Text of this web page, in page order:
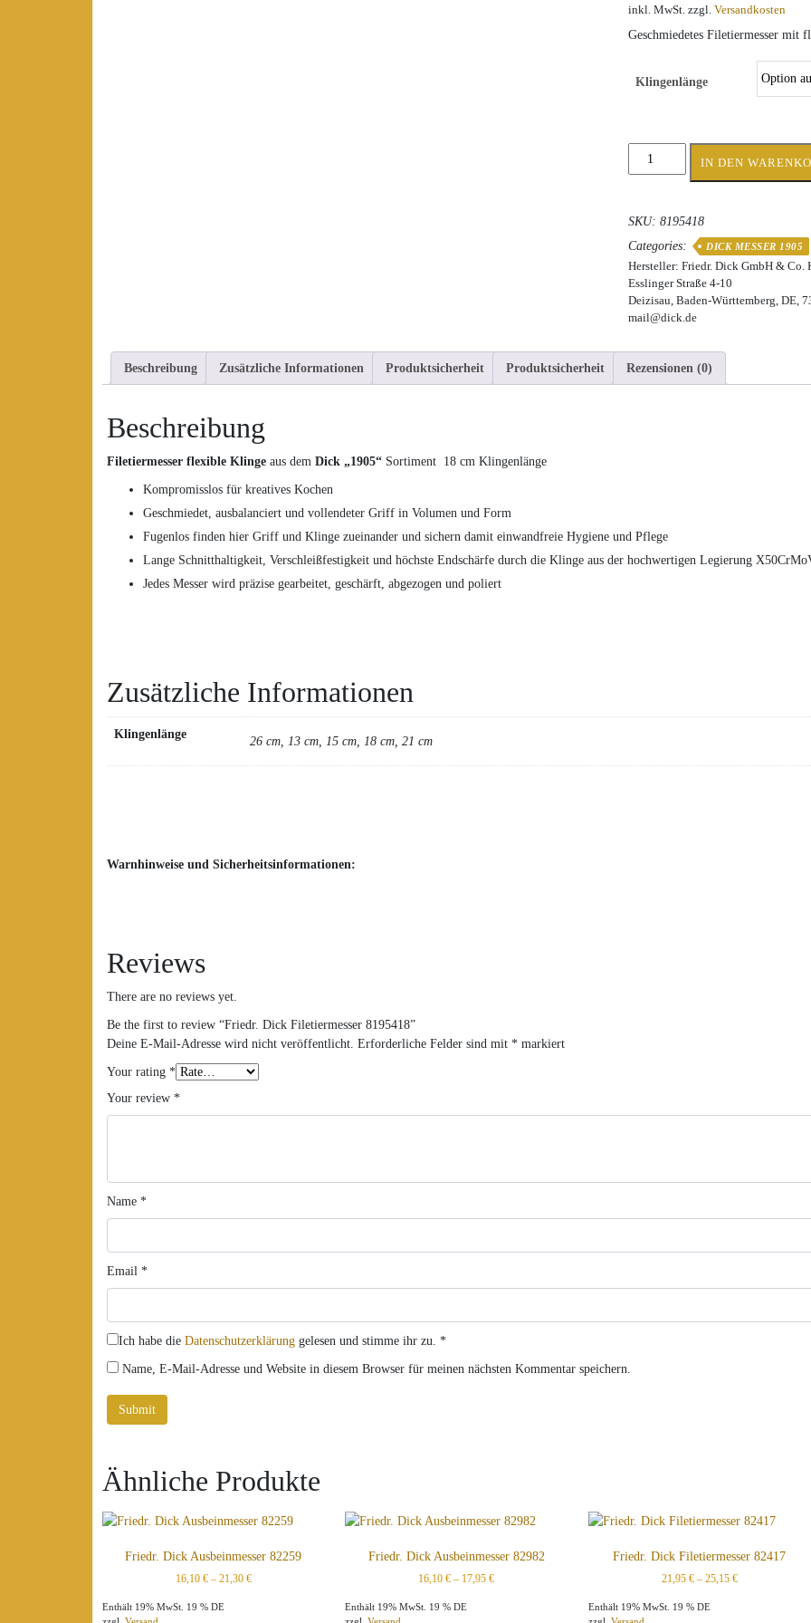
inkl. MwSt. zzgl.Versandkosten
Geschmiedetes Filetiermesser
Klingenlänge
Friedr.
Dick
Menge
IN DEN
SKU:8195418
Categories:
DICK MESSER 1905
Hersteller:Friedr. Dick GmbH & Co.
Esslinger Straße 4-10
Deizisau, Baden-Württemberg, DE,
mail@dick.de
Beschreibung Zusätzliche Informationen Produktsicherheit Produktsicherheit Rezensionen (0)
Beschreibung
Filetiermesser flexible Klinge aus dem Dick „1905“ Sortiment 18 cm Klingenlänge
Kompromisslos für kreatives Kochen
Geschmiedet, ausbalanciert und vollendeter Griff in Volumen und Form
Fugenlos finden hier Griff und Klinge zueinander und sichern damit einwandfreie Hygiene und Pflege
Lange Schnitthaltigkeit, Verschleißfestigkeit und höchste Endschärfe durch die Klinge aus der hochwertigen Legierung
Jedes Messer wird präzise gearbeitet, geschärft, abgezogen und poliert
Zusätzliche Informationen
Klingenlänge
26 cm, 13 cm, 15 cm, 18 cm, 21 cm
Warnhinweise und Sicherheitsinformationen:
Reviews
There are no reviews yet.
Be the first to review “Friedr. Dick Filetiermesser 8195418”
Deine E-Mail-Adresse wird nicht veröffentlicht. Erforderliche Felder sind mit * markiert
Your rating *
Your review *
Name *
Email *
Ich habe die Datenschutzerklärung gelesen und stimme ihr zu. *
Name, E-Mail-Adresse und Website in diesem Browser für meinen nächsten Kommentar speichern.
Ähnliche Produkte
Friedr. Dick Ausbeinmesser 82259
16,10 €– 21,30 €
Enthält 19% MwSt. 19 % DE
Friedr. Dick Ausbeinmesser 82982
16,10€ – 17,95€
Enthält 19% MwSt. 19 % DE
Friedr. Dick Filetiermesser 82417
21,95 €– 25,15 €
Enthält 19% MwSt. 19 % DE